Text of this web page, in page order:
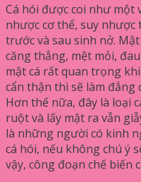
Cá hói được coi như một
nhược cơ thể, suy
trước và sau sinh nở.
căng thẳng, mệt mỏi,
mật cá rất quan trọng
cẩn thận thì sẽ làm đắng
Hơn thế nữa, đây là loại
ruột và lấy mật ra vẫn
là những người có kinh
cá hói, nếu không chú ý
vậy, công đoạn chế biến